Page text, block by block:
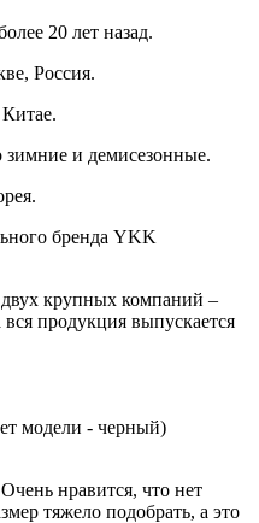
20 лет назад.
Россия.
зимние и демисезонные.
бренда YKK
крупных компаний –
продукция выпускается
модели - черный)
нравится, что нет
тяжело подобрать, а это